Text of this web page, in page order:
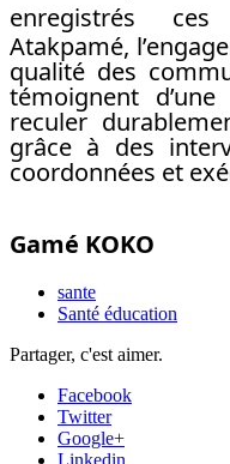
enregistrés
Atakpamé,
qualité des
témoignent
reculer
grâce à des
coordonnées et
Gamé KOKO
sante
Santé éducation
Partager, c'est aimer.
Facebook
Twitter
Google+
Linkedin